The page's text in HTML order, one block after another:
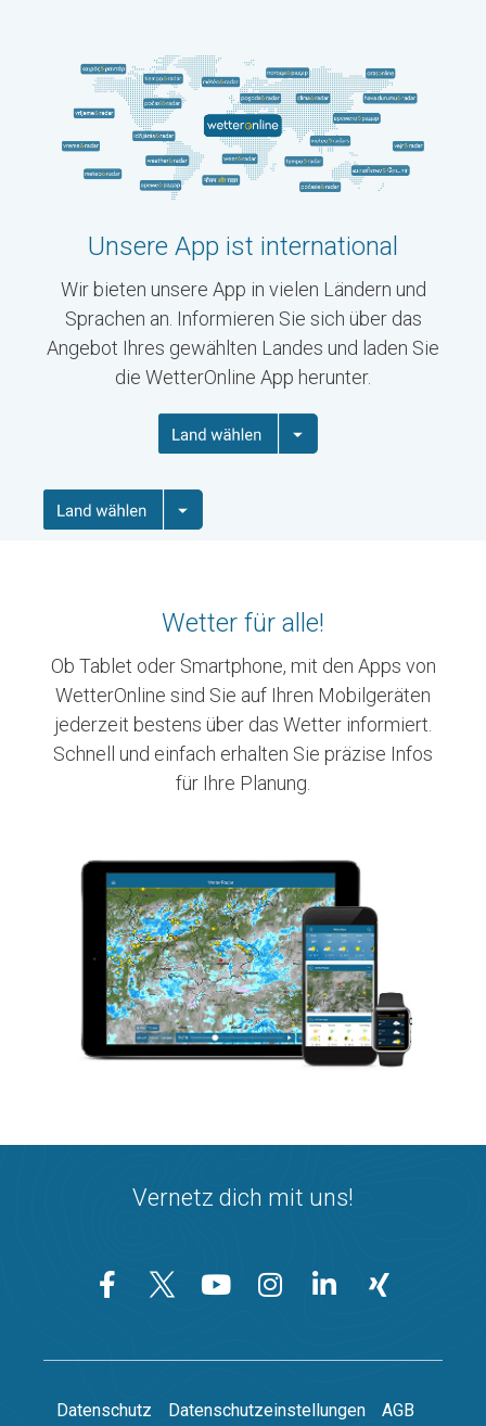
Unsere App ist international
Wir bieten unsere App in vielen Ländern und
Sprachen an. Informieren Sie sich über das
Angebot Ihres gewählten Landes und laden Sie
die WetterOnline App herunter.
Wetter für alle!
Ob Tablet oder Smartphone, mit den Apps von
WetterOnline sind Sie auf Ihren Mobilgeräten
jederzeit bestens über das Wetter informiert.
Schnell und einfach erhalten Sie präzise Infos
für Ihre Planung.
Vernetz dich mit uns!
Datenschutz Datenschutzeinstellungen AGB